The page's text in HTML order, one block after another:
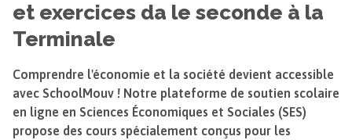
et exercices da le seconde à la
Terminale
Comprendre l'économie et la société devient accessible
avec SchoolMouv ! Notre plateforme de soutien scolaire
en ligne en Sciences Économiques et Sociales (SES)
propose des cours spécialement conçus pour les